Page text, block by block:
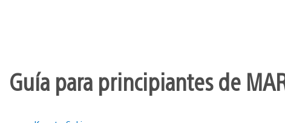
Guía para principiantes de